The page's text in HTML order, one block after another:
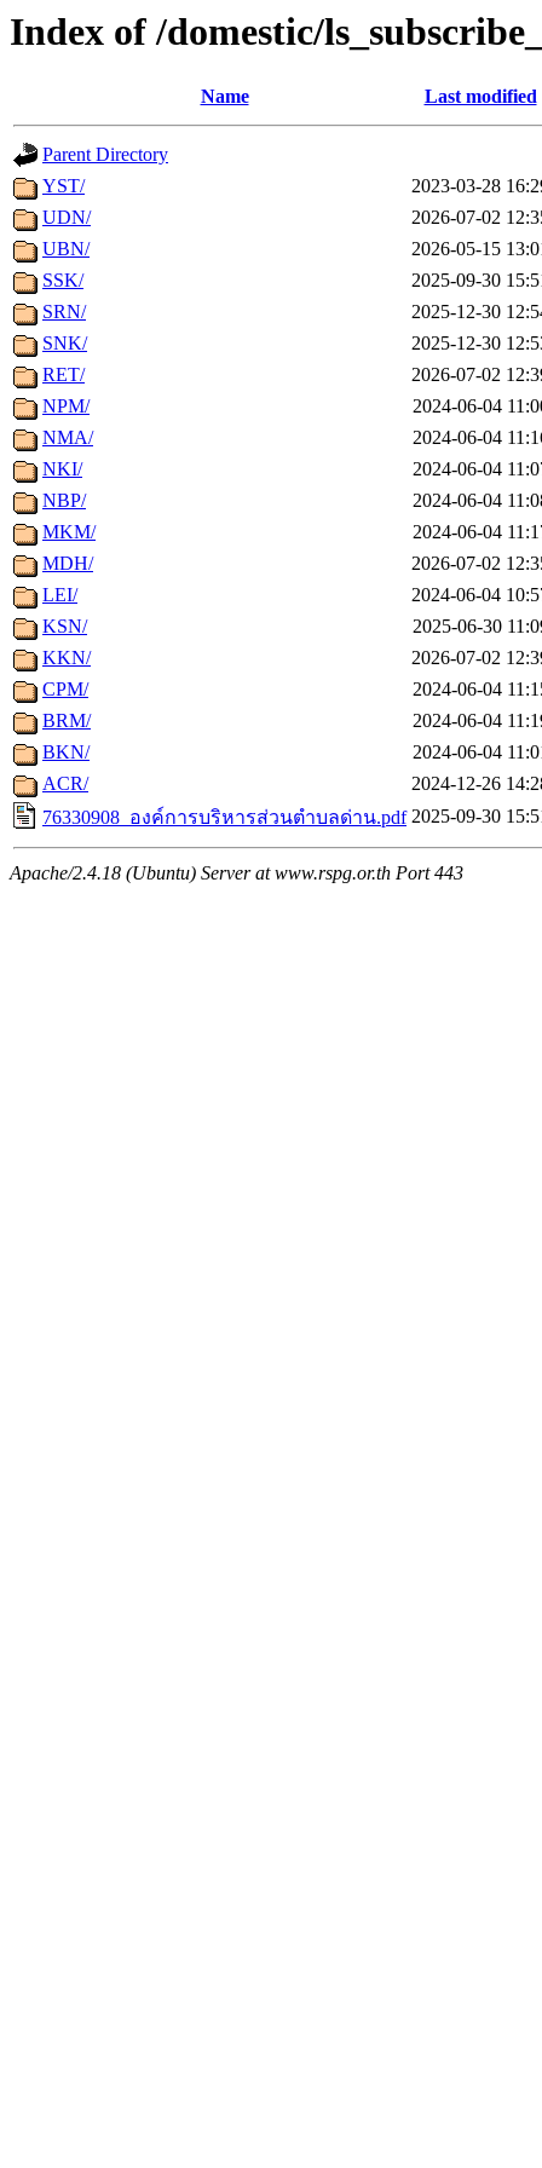
Index of /domestic/
Name Last modified
Parent Directory
YST/
2023-03-28
UDN/
2026-07-02
UBN/
2026-05-15
SSK/
2025-09-30
SRN/
2025-12-30
SNK/
2025-12-30
RET/
2026-07-02
NPM/
2024-06-04
NMA/
2024-06-04
NKI/
2024-06-04
NBP/
2024-06-04
MKM/
2024-06-04
MDH/
2026-07-02
LEI/
2024-06-04
KSN/
2025-06-30
KKN/
2026-07-02
CPM/
2024-06-04
BRM/
2024-06-04
BKN/
2024-06-04
ACR/
2024-12-26
76330908_องค์การบริหารส่วนตำบลด่าน.pdf 2025-09-30
Apache/2.4.18 (Ubuntu) Server at www.rspg.or.th Port 443